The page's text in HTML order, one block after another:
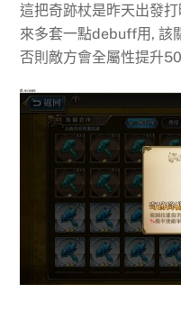
這把奇跡杖是昨天出發
來多套一點debuff用, 該
否則敵方會全屬性提升